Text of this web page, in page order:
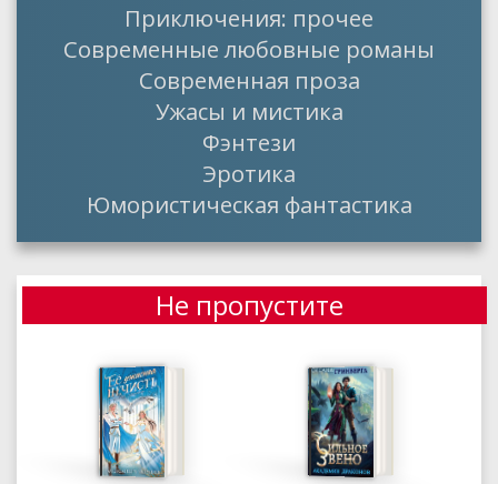
Приключения: прочее
Современные любовные романы
Современная проза
Ужасы и мистика
Фэнтези
Эротика
Юмористическая фантастика
Не пропустите